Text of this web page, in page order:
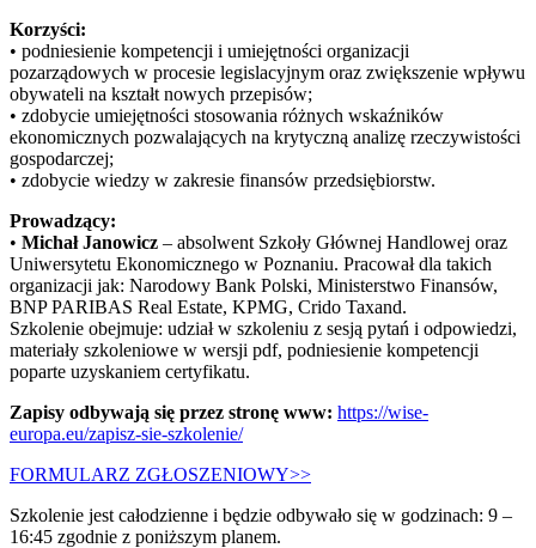
Korzyści:
• podniesienie kompetencji i umiejętności organizacji
pozarządowych w procesie legislacyjnym oraz zwiększenie wpływu
obywateli na kształt nowych przepisów;
• zdobycie umiejętności stosowania różnych wskaźników
ekonomicznych pozwalających na krytyczną analizę rzeczywistości
gospodarczej;
• zdobycie wiedzy w zakresie finansów przedsiębiorstw.
Prowadzący:
• Michał Janowicz – absolwent Szkoły Głównej Handlowej oraz
Uniwersytetu Ekonomicznego w Poznaniu. Pracował dla takich
organizacji jak: Narodowy Bank Polski, Ministerstwo Finansów,
BNP PARIBAS Real Estate, KPMG, Crido Taxand.
Szkolenie obejmuje: udział w szkoleniu z sesją pytań i odpowiedzi,
materiały szkoleniowe w wersji pdf, podniesienie kompetencji
poparte uzyskaniem certyfikatu.
Zapisy odbywają się przez stronę www: https://wise-
europa.eu/zapisz-sie-szkolenie/
FORMULARZ ZGŁOSZENIOWY>>
Szkolenie jest całodzienne i będzie odbywało się w godzinach: 9 –
16:45 zgodnie z poniższym planem.